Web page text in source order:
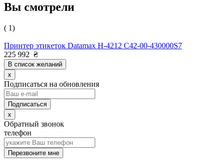
Вы смотрели
( 1)
Принтер этикеток Datamax H-4212 C42-00-430000S7
225 992 ₴
В список желаний
x
Подписаться на обновления
x
Обратный звонок
телефон
Перезвоните мне